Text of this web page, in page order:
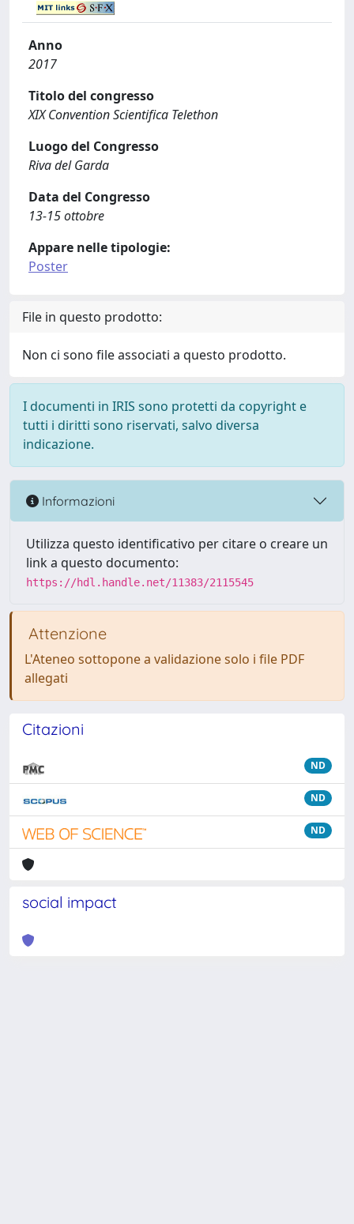
Anno
2017
Titolo del congresso
XIX Convention Scientifica Telethon
Luogo del Congresso
Riva del Garda
Data del Congresso
13-15 ottobre
Appare nelle tipologie:
Poster
File in questo prodotto:
Non ci sono file associati a questo prodotto.
I documenti in IRIS sono protetti da copyright e
tutti i diritti sono riservati, salvo diversa
indicazione.
Informazioni
Utilizza questo identificativo per citare o creare un
link a questo documento:
https://hdl.handle.net/11383/2115545
Attenzione
L'Ateneo sottopone a validazione solo i file PDF
allegati
Citazioni
ND
ND
ND
social impact